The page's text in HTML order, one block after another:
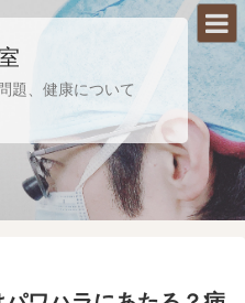
題、健康について